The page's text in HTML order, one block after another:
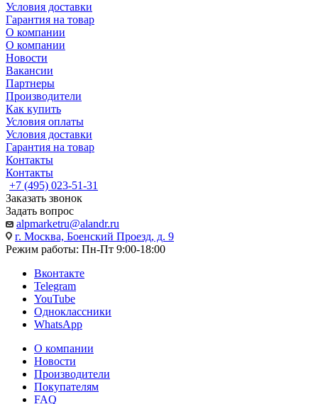
Условия доставки
Гарантия на товар
О компании
О компании
Новости
Вакансии
Партнеры
Производители
Как купить
Условия оплаты
Условия доставки
Гарантия на товар
Контакты
Контакты
+7 (495) 023-51-31
Заказать звонок
Задать вопрос
alpmarketru@alandr.ru
г. Москва, Боенский Проезд, д. 9
Режим работы: Пн-Пт 9:00-18:00
Вконтакте
Telegram
YouTube
Одноклассники
WhatsApp
О компании
Новости
Производители
Покупателям
FAQ